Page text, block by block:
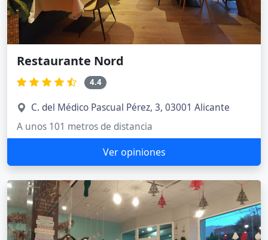
Restaurante Nord
4.4
C. del Médico Pascual Pérez, 3, 03001 Alicante
A unos 101 metros de distancia
Ver opiniones